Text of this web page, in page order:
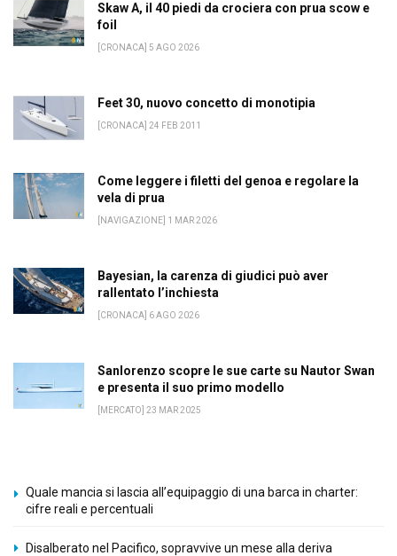
Skaw A, il 40 piedi da crociera con prua scow e
foil
[CRONACA] 5 AGO 2026
Feet 30, nuovo concetto di monotipia
[CRONACA] 24 FEB 2011
Come leggere i filetti del genoa e regolare la
vela di prua
[NAVIGAZIONE] 1 MAR 2026
Bayesian, la carenza di giudici può aver
rallentato l’inchiesta
[CRONACA] 6 AGO 2026
Sanlorenzo scopre le sue carte su Nautor Swan
e presenta il suo primo modello
[MERCATO] 23 MAR 2025
Quale mancia si lascia all’equipaggio di una barca in charter:
cifre reali e percentuali
Disalberato nel Pacifico, sopravvive un mese alla deriva